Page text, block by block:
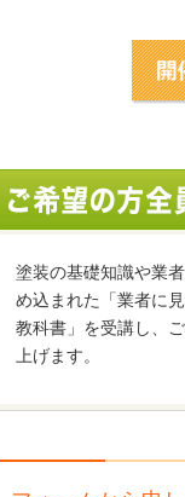
塗装の基礎知識や業
め込まれた「業者に
教科書」を受講し、
上げます。